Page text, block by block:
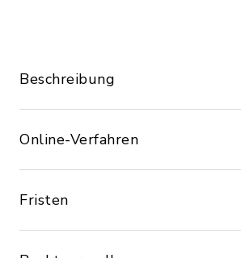
Beschreibung
Online-Verfahren
Fristen